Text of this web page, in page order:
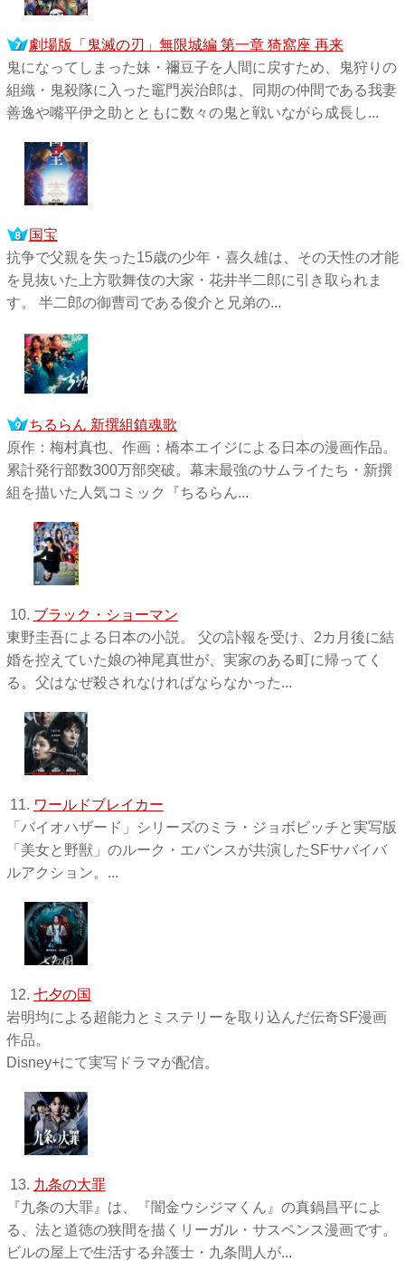
劇場版「鬼滅の刃」無限城編 第一章 猗窩座 再来
鬼になってしまった妹・禰󠄀豆子を人間に戻すため、鬼狩りの
組織・鬼殺隊に入った竈門炭治郎は、同期の仲間である我妻
善逸や嘴平伊之助とともに数々の鬼と戦いながら成長し...
国宝
抗争で父親を失った15歳の少年・喜久雄は、その天性の才能
を見抜いた上方歌舞伎の大家・花井半二郎に引き取られま
す。 半二郎の御曹司である俊介と兄弟の...
ちるらん 新撰組鎮魂歌
原作：梅村真也、作画：橋本エイジによる日本の漫画作品。
累計発行部数300万部突破。幕末最強のサムライたち・新撰
組を描いた人気コミック『ちるらん...
10. ブラック・ショーマン
東野圭吾による日本の小説。 父の訃報を受け、2カ月後に結
婚を控えていた娘の神尾真世が、実家のある町に帰ってく
る。父はなぜ殺されなければならなかった...
11. ワールドブレイカー
「バイオハザード」シリーズのミラ・ジョボビッチと実写版
「美女と野獣」のルーク・エバンスが共演したSFサバイバ
ルアクション。...
12. 七夕の国
岩明均による超能力とミステリーを取り込んだ伝奇SF漫画
作品。
Disney+にて実写ドラマが配信。
13. 九条の大罪
『九条の大罪』は、『闇金ウシジマくん』の真鍋昌平によ
る、法と道徳の狭間を描くリーガル・サスペンス漫画です。
ビルの屋上で生活する弁護士・九条間人が...